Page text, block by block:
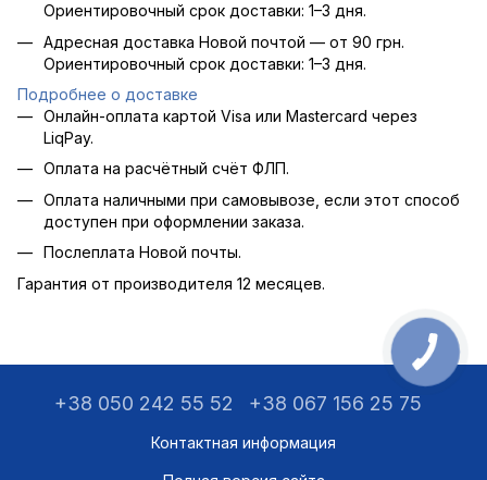
Ориентировочный срок доставки: 1–3 дня.
Адресная доставка Новой почтой — от 90 грн.
Ориентировочный срок доставки: 1–3 дня.
Подробнее о доставке
Онлайн-оплата картой Visa или Mastercard через
LiqPay.
Оплата на расчётный счёт ФЛП.
Оплата наличными при самовывозе, если этот способ
доступен при оформлении заказа.
Послеплата Новой почты.
Гарантия от производителя 12 месяцев.
+38 050 242 55 52 +38 067 156 25 75
Контактная информация